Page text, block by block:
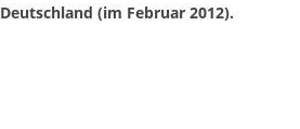
(im Februar 2012).